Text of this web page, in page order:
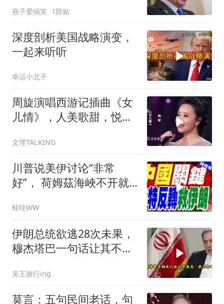
燕子爱搞笑 1跟贴
深度剖析美国战略演变，
一起来听听
幸运小北子
周旋演唱西游记插曲《女
儿情》，人美歌甜，悦耳
文理TALKING
川普说美伊讨论“非常
好”， 荷姆茲海峽不开就
谢寒冰｜辣晚报20260805
蛙哇WW
伊朗总统欲逃28次未果，
穆杰塔巴一句话让其不敢
吴王旅行ing
莫言：五句民间老话，句